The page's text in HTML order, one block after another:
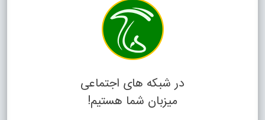
در شبکه های اجتماعی
میزبان شما هستیم!